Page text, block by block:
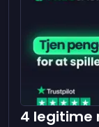
4 legitime